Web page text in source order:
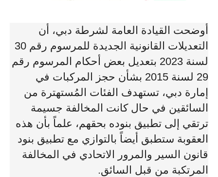
أوضحت القيادة العامة لشرطة دبي، أن
التعديلات القانونية الجديدة للمرسوم رقم 30
لسنة 2023 بتعديل بعض أحكام المرسوم رقم
29 لسنة 2015 بشأن حجز المركبات في
إمارة دبي، تستهدف الفئات المُستهترة من
السائقين في حال كانت المخالفة جسيمة
ترتقي إلى تطبيق بنوده بحقهم، علماً بأن هذه
العقوبة ستطبق أيضاً بالتوازي مع تطبيق بنود
قانون السير والمرور الاتحادي في المخالفة
المرتكبة من قبل السائق.